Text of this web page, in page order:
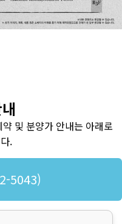
및 분양가 안내는 아래로
.
5043)